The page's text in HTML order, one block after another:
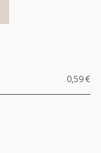
0,59 €